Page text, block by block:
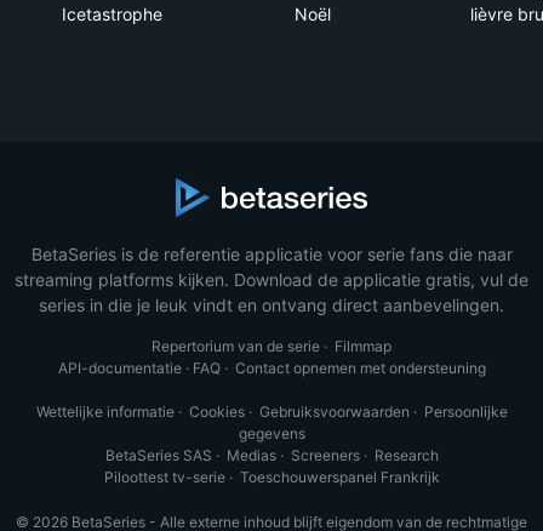
Icetastrophe
Noël
lièvre
BetaSeries is de referentie applicatie voor serie fans die naar
streaming platforms kijken. Download de applicatie gratis, vul de
series in die je leuk vindt en ontvang direct aanbevelingen.
Repertorium van de serie · Filmmap
API-documentatie· FAQ· Contact opnemen met ondersteuning
Wettelijke informatie· Cookies· Gebruiksvoorwaarden · Persoonlijke
gegevens
BetaSeries SAS · Medias· Screeners· Research
Piloottest tv-serie· Toeschouwerspanel Frankrijk
© 2026 BetaSeries - Alle externe inhoud blijft eigendom van de rechtmatige